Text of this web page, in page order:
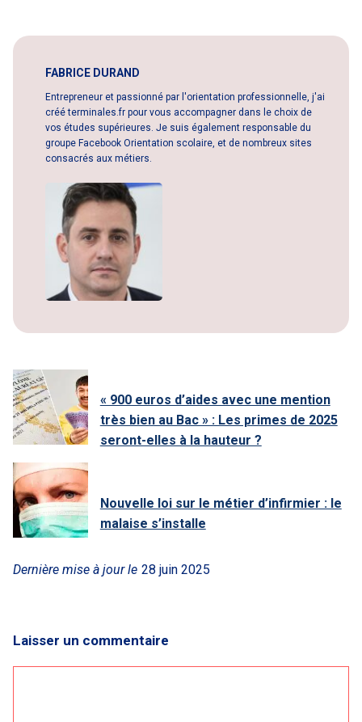
FABRICE DURAND
Entrepreneur et passionné par l'orientation professionnelle, j'ai
créé terminales.fr pour vous accompagner dans le choix de
vos études supérieures. Je suis également responsable du
groupe Facebook Orientation scolaire, et de nombreux sites
consacrés aux métiers.
« 900 euros d’aides avec une mention
très bien au Bac » : Les primes de 2025
seront-elles à la hauteur ?
Nouvelle loi sur le métier d’infirmier : le
malaise s’installe
Dernière mise à jour le 28 juin 2025
Laisser un commentaire